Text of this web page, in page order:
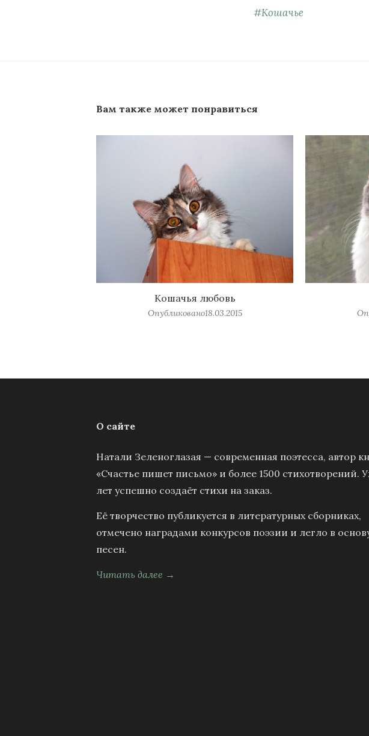
#Кошачье
Вам также может понравиться
Кошачья любовь
Опубликовано18.03.2015
О сайте
Натали Зеленоглазая — современная поэтесса, автор
«Счастье пишет письмо» и более 1500 стихотворений.
лет успешно создаёт стихи на заказ.
Её творчество публикуется в литературных сборниках,
отмечено наградами конкурсов поэзии и легло в
песен.
Читать далее →